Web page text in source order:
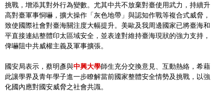
挑戰，增添其對外行為變數。尤其中共不放棄對臺使用武力，持續升
高對臺軍事恫嚇，擴大操作「灰色地帶」與認知作戰等複合式威脅，
致使國際社會對臺海關注度大幅提升。美歐及我周邊國家已將臺海和
平直接連結整體印太區域安全，並表達對維持臺海現狀的強力支持，
俾嚇阻中共威權主義及軍事擴張。
國安局表示，蔡明彥與中興大學師生充分交換意見、互動熱絡，希藉
此讓學界及青年學子進一步瞭解當前國家整體安全情勢及挑戰，以強
化國內應對國安威脅之社會共識。